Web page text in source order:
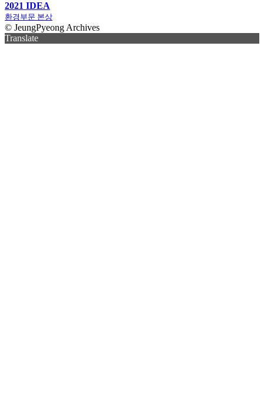
2021 IDEA
환경부문 본상
© JeungPyeong Archives
Translate